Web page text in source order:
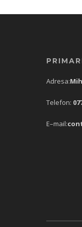
Adresa:
Telefon:
E–mail: